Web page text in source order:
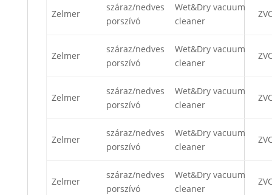
Zelmer
száraz/nedves
porszívó
Wet&Dry vacuum
cleaner
Zelmer
száraz/nedves
porszívó
Wet&Dry vacuum
cleaner
Zelmer
száraz/nedves
porszívó
Wet&Dry vacuum
cleaner
Zelmer
száraz/nedves
porszívó
Wet&Dry vacuum
cleaner
Zelmer
száraz/nedves
porszívó
Wet&Dry vacuum
cleaner